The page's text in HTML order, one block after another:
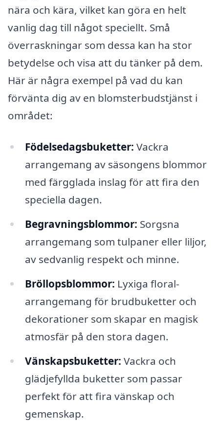
nära och kära, vilket kan göra en helt
vanlig dag till något speciellt. Små
överraskningar som dessa kan ha stor
betydelse och visa att du tänker på dem.
Här är några exempel på vad du kan
förvänta dig av en blomsterbudstjänst i
området:
Födelsedagsbuketter: Vackra
arrangemang av säsongens blommor
med färgglada inslag för att fira den
speciella dagen.
Begravningsblommor: Sorgsna
arrangemang som tulpaner eller liljor,
av sedvanlig respekt och minne.
Bröllopsblommor: Lyxiga floral-
arrangemang för brudbuketter och
dekorationer som skapar en magisk
atmosfär på den stora dagen.
Vänskapsbuketter: Vackra och
glädjefyllda buketter som passar
perfekt för att fira vänskap och
gemenskap.